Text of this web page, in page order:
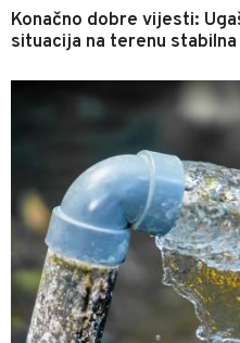
Konačno dobre vijesti:
situacija na terenu stabilna